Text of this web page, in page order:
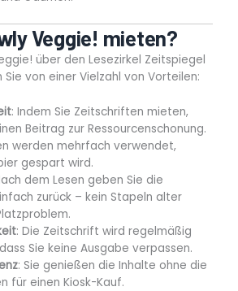
Veggie! mieten?
über den Lesezirkel Zeitspiegel
von einer Vielzahl von Vorteilen:
: Indem Sie Zeitschriften mieten,
Beitrag zur Ressourcenschonung.
werden mehrfach verwendet,
gespart wird.
dem Lesen geben Sie die
zurück – kein Stapeln alter
: Die Zeitschrift wird regelmäßig
Sie keine Ausgabe verpassen.
: Sie genießen die Inhalte ohne die
für einen Kiosk-Kauf.